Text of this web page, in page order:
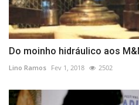
Do moinho hidráulico aos
Lino Ramos Fev 1, 2018 2502